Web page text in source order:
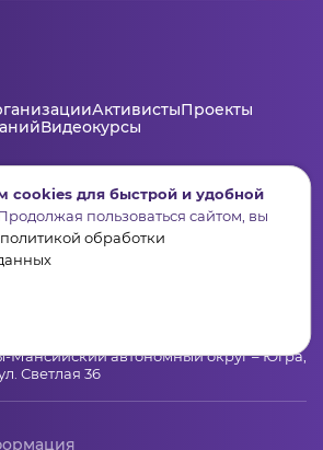
АктивистыПроекты
Видеокурсы
Мансийский автономный округ – Югра,
Светлая 36
cookies для быстрой и удобной
пользоваться сайтом, вы
политикой обработки